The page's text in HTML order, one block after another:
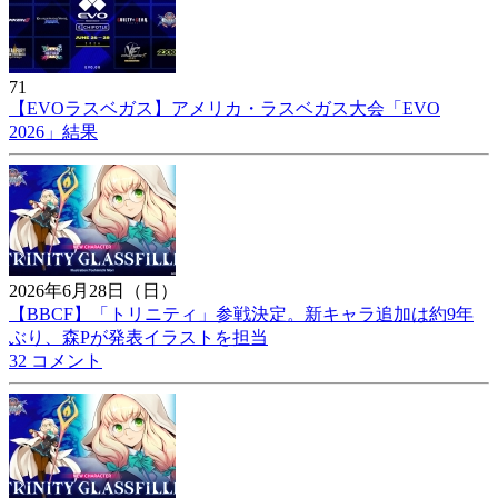
71
【EVOラスベガス】アメリカ・ラスベガス大会「EVO
2026」結果
2026年6月28日（日）
【BBCF】「トリニティ」参戦決定。新キャラ追加は約9年
ぶり、森Pが発表イラストを担当
32 コメント